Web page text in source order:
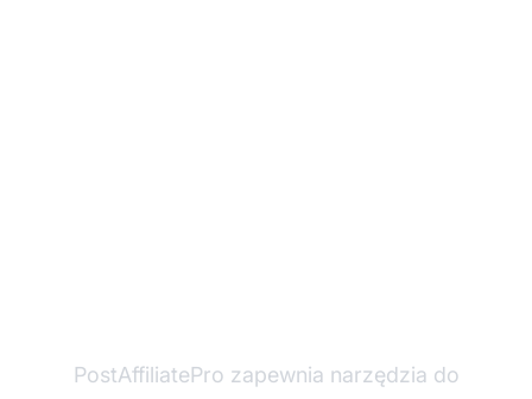
PostAffiliatePro zapewnia narzędzia do